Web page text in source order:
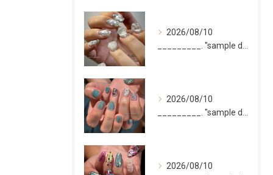
2026/08/10
2026/08/10
2026/08/10